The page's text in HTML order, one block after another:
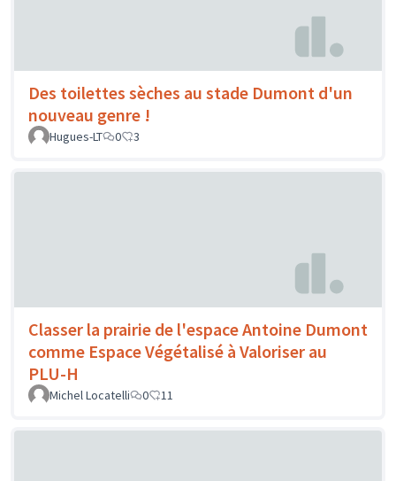
Des toilettes sèches au stade Dumont d'un
nouveau genre !
Hugues-LT 0 3
Classer la prairie de l'espace Antoine Dumont
comme Espace Végétalisé à Valoriser au
PLU-H
Michel Locatelli 0 11